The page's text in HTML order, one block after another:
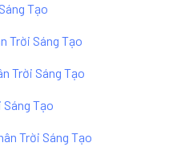
Tạo
Trời Sáng Tạo
Trời Sáng Tạo
Tạo
Trời Sáng Tạo